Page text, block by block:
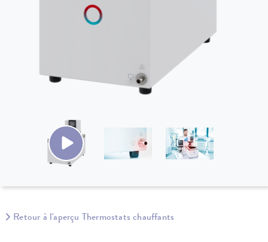
Retour à l'aperçu Thermostats chauffants